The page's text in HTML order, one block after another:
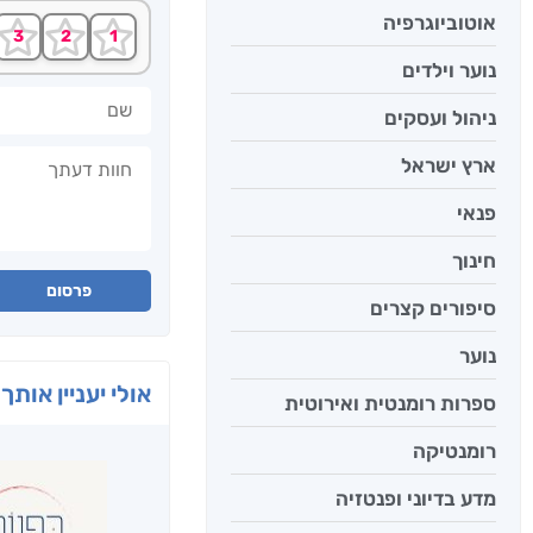
אוטוביוגרפיה
נוער וילדים
ניהול ועסקים
ארץ ישראל
פנאי
חינוך
סיפורים קצרים
נוער
ספרות רומנטית ואירוטית
רומנטיקה
מדע בדיוני ופנטזיה
פרסום
אולי יעניין